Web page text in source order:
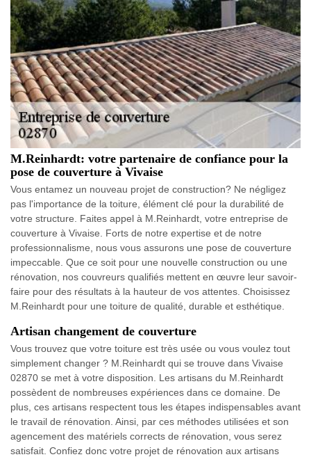
M.Reinhardt: votre partenaire de confiance pour la
pose de couverture à Vivaise
Vous entamez un nouveau projet de construction? Ne négligez
pas l'importance de la toiture, élément clé pour la durabilité de
votre structure. Faites appel à M.Reinhardt, votre entreprise de
couverture à Vivaise. Forts de notre expertise et de notre
professionnalisme, nous vous assurons une pose de couverture
impeccable. Que ce soit pour une nouvelle construction ou une
rénovation, nos couvreurs qualifiés mettent en œuvre leur savoir-
faire pour des résultats à la hauteur de vos attentes. Choisissez
M.Reinhardt pour une toiture de qualité, durable et esthétique.
Artisan changement de couverture
Vous trouvez que votre toiture est très usée ou vous voulez tout
simplement changer ? M.Reinhardt qui se trouve dans Vivaise
02870 se met à votre disposition. Les artisans du M.Reinhardt
possèdent de nombreuses expériences dans ce domaine. De
plus, ces artisans respectent tous les étapes indispensables avant
le travail de rénovation. Ainsi, par ces méthodes utilisées et son
agencement des matériels corrects de rénovation, vous serez
satisfait. Confiez donc votre projet de rénovation aux artisans